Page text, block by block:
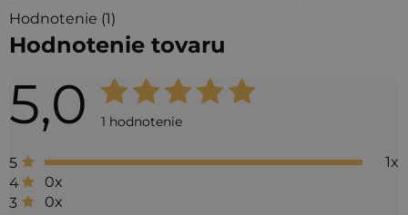
Hodnotenie (1)
Hodnotenie tovaru
5,0
Priemerné
hodnotenie
je
1 hodnotenie
5
1x
4
0x
3
0x